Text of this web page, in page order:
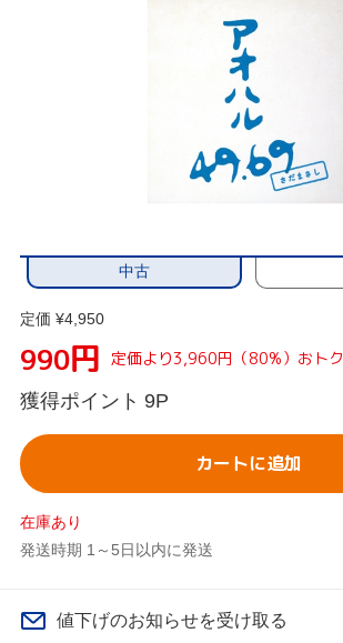
中古
定価 ¥4,950
990円 定価より3,960円（80%）おトク
獲得ポイント 9P
カートに追加
在庫あり
発送時期 1～5日以内に発送
値下げのお知らせを受け取る